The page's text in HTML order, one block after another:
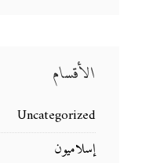
الأقسام
Uncategorized
إسلاميون